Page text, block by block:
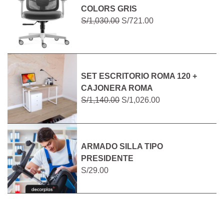
COLORS GRIS
S/1,030.00S/721.00
SET ESCRITORIO ROMA 120 +
CAJONERA ROMA
S/1,140.00S/1,026.00
ARMADO SILLA TIPO
PRESIDENTE
S/29.00